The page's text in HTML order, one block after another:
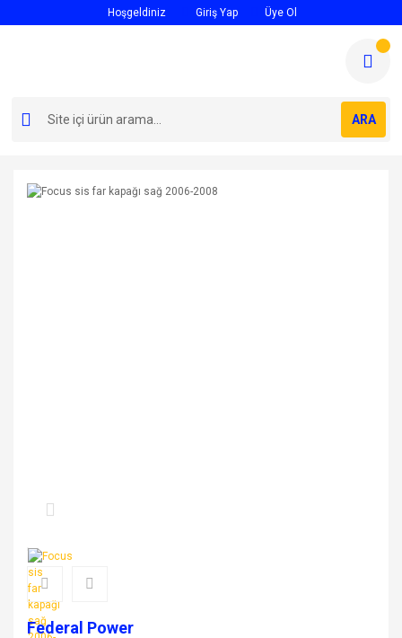
Hoşgeldiniz Giriş Yap Üye Ol
ARA
Federal Power